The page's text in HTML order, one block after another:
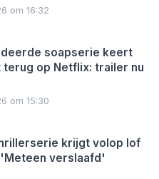
om 16:32
soapserie keert
terug op Netflix: trailer nu
om 15:30
krijgt volop lof
verslaafd'